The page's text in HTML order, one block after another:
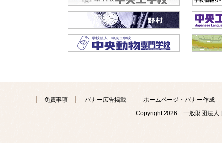
免責事項 バナー広告掲載
ホームページ・バナー作成
Copyright2026 一般財団法人